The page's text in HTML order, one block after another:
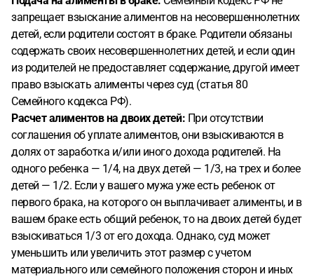
запрещает взыскание алиментов на несовершеннолетних
детей, если родители состоят в браке. Родители обязаны
содержать своих несовершеннолетних детей, и если один
из родителей не предоставляет содержание, другой имеет
право взыскать алименты через суд (статья 80
Семейного кодекса РФ).
Расчет алиментов на двоих детей: При отсутствии
соглашения об уплате алиментов, они взыскиваются в
долях от заработка и/или иного дохода родителей. На
одного ребенка — 1/4, на двух детей — 1/3, на трех и более
детей — 1/2. Если у вашего мужа уже есть ребенок от
первого брака, на которого он выплачивает алименты, и в
вашем браке есть общий ребенок, то на двоих детей будет
взыскиваться 1/3 от его дохода. Однако, суд может
уменьшить или увеличить этот размер с учетом
материального или семейного положения сторон и иных